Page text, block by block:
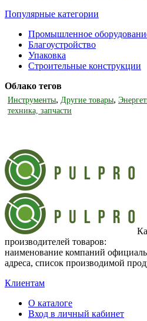
Популярные категории
Промышленное
Благоустройство
Упаковка
Строительные конструкции
Облако тегов
Инструменты, Другие товары,
техника, запчасти
производителей товаров:
наименование компаний
адреса, список производимой
Клиентам
О каталоге
Вход в личный кабинет